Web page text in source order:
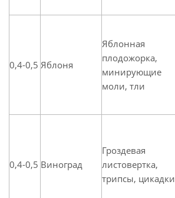
0,4-0,5 Яблоня
Яблонная
плодожорка,
минирующие
моли, тли
0,4-0,5 Виноград
Гроздевая
листовертка,
трипсы, цикадки